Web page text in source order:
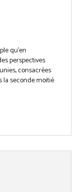
qu’en
perspectives
consacrées
la seconde moitié